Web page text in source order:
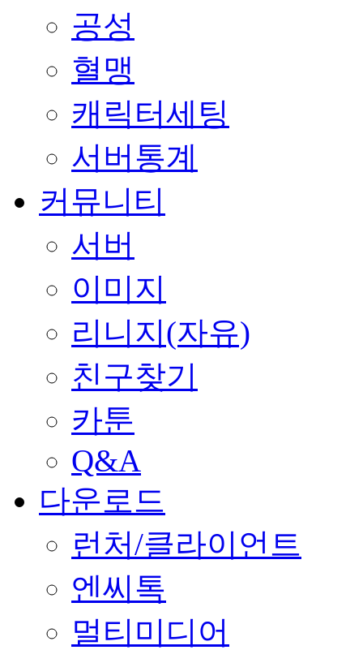
공성
혈맹
캐릭터세팅
서버통계
커뮤니티
서버
이미지
리니지(자유)
친구찾기
카툰
Q&A
다운로드
런처/클라이언트
엔씨톡
멀티미디어